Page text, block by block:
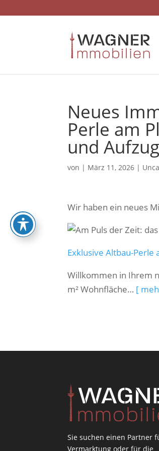
to
Neues
Perle am
und
von | März 11, 2026 |
Wir haben ein neues
Exklusive Altbau-Perle
Willkommen in Ihrem
m² Wohnfläche… [
Sie suchen einen Partner
Vermarktung oder für die